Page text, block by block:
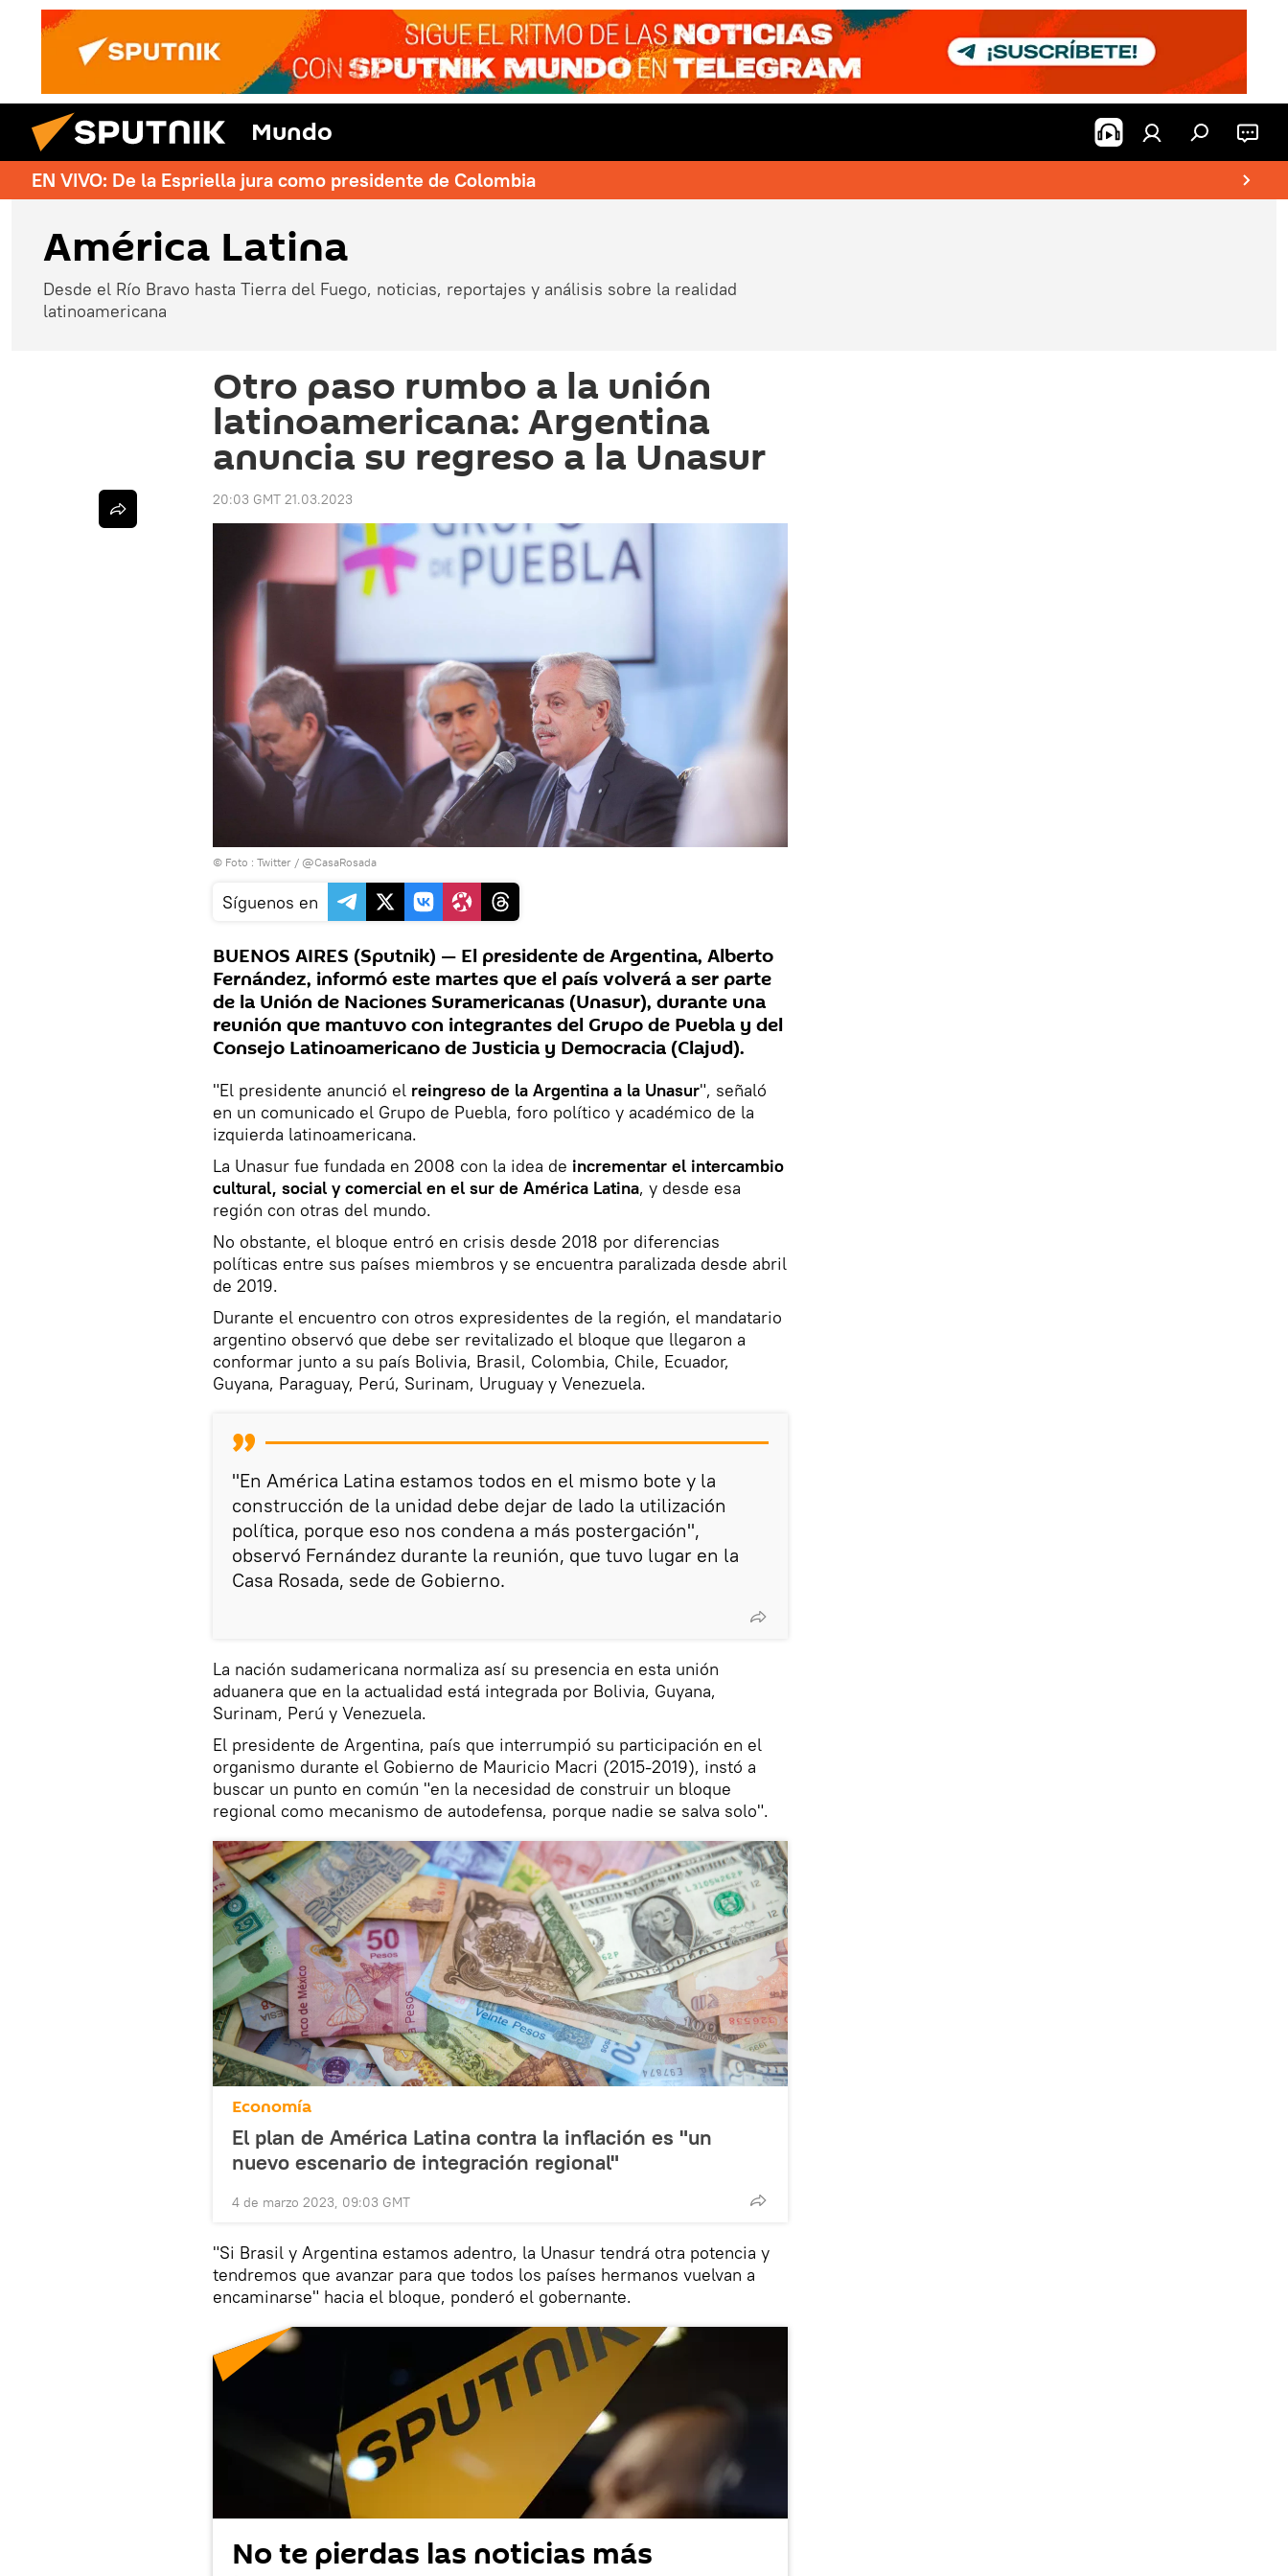
Mundo
EN VIVO: De la Espriella jura como presidente de Colombia
América Latina
Desde el Río Bravo hasta Tierra del Fuego, noticias, reportajes y análisis sobre la realidad
latinoamericana
Otro paso rumbo a la unión
latinoamericana: Argentina
anuncia su regreso a la Unasur
20:03 GMT 21.03.2023
© Foto : Twitter / @CasaRosada
Síguenos en
BUENOS AIRES (Sputnik) — El presidente de Argentina, Alberto
Fernández, informó este martes que el país volverá a ser parte
de la Unión de Naciones Suramericanas (Unasur), durante una
reunión que mantuvo con integrantes del Grupo de Puebla y del
Consejo Latinoamericano de Justicia y Democracia (Clajud).
"El presidente anunció el reingreso de la Argentina a la Unasur", señaló
en un comunicado el Grupo de Puebla, foro político y académico de la
izquierda latinoamericana.
La Unasur fue fundada en 2008 con la idea de incrementar el intercambio
cultural, social y comercial en el sur de América Latina, y desde esa
región con otras del mundo.
No obstante, el bloque entró en crisis desde 2018 por diferencias
políticas entre sus países miembros y se encuentra paralizada desde abril
de 2019.
Durante el encuentro con otros expresidentes de la región, el mandatario
argentino observó que debe ser revitalizado el bloque que llegaron a
conformar junto a su país Bolivia, Brasil, Colombia, Chile, Ecuador,
Guyana, Paraguay, Perú, Surinam, Uruguay y Venezuela.
"En América Latina estamos todos en el mismo bote y la
construcción de la unidad debe dejar de lado la utilización
política, porque eso nos condena a más postergación",
observó Fernández durante la reunión, que tuvo lugar en la
Casa Rosada, sede de Gobierno.
La nación sudamericana normaliza así su presencia en esta unión
aduanera que en la actualidad está integrada por Bolivia, Guyana,
Surinam, Perú y Venezuela.
El presidente de Argentina, país que interrumpió su participación en el
organismo durante el Gobierno de Mauricio Macri (2015-2019), instó a
buscar un punto en común "en la necesidad de construir un bloque
regional como mecanismo de autodefensa, porque nadie se salva solo".
Economía
El plan de América Latina contra la inflación es "un
nuevo escenario de integración regional"
4 de marzo 2023, 09:03 GMT
"Si Brasil y Argentina estamos adentro, la Unasur tendrá otra potencia y
tendremos que avanzar para que todos los países hermanos vuelvan a
encaminarse" hacia el bloque, ponderó el gobernante.
No te pierdas las noticias más